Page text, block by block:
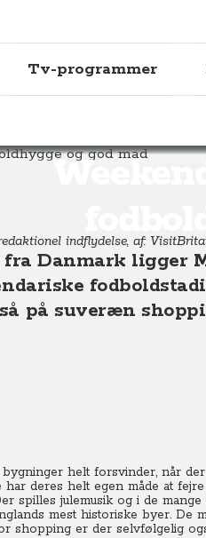
Tv-programmer
indflydelse, af:
Danmark ligger
på suveræn
helt forsvinder, når
deres helt egen måde at
spilles julemusik og i de
mest historiske byer. De
shopping er der selvfølgelig